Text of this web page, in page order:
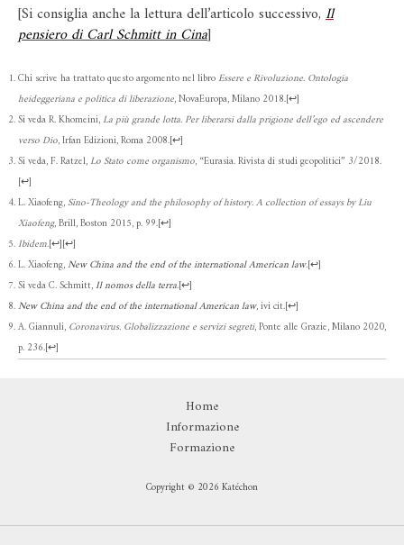
[Si consiglia anche la lettura dell’articolo successivo, Il
pensiero di Carl Schmitt in Cina]
Chi scrive ha trattato questo argomento nel libro Essere e Rivoluzione. Ontologia
heideggeriana e politica di liberazione, NovaEuropa, Milano 2018.[↩]
Si veda R. Khomeini, La più grande lotta. Per liberarsi dalla prigione dell’ego ed ascendere
verso Dio, Irfan Edizioni, Roma 2008.[↩]
Si veda, F. Ratzel, Lo Stato come organismo, “Eurasia. Rivista di studi geopolitici” 3/2018.
[↩]
L. Xiaofeng, Sino-Theology and the philosophy of history. A collection of essays by Liu
Xiaofeng, Brill, Boston 2015, p. 99.[↩]
Ibidem.[↩][↩]
L. Xiaofeng,New China and the end of the international American law.[↩]
Si veda C. Schmitt,Il nomos della terra.[↩]
New China and the end of the international American law, ivi cit.[↩]
A. Giannuli, Coronavirus. Globalizzazione e servizi segreti, Ponte alle Grazie, Milano 2020,
p. 236.[↩]
Home
Informazione
Formazione
Copyright © 2026 Katéchon